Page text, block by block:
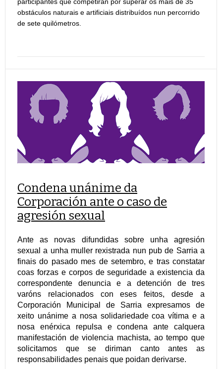
obstáculos naturais e artificiais distribuídos nun percorrido
de sete quilómetros.
Condena unánime da
Corporación ante o caso de
agresión sexual
Ante as novas difundidas sobre unha agresión
sexual a unha muller rexistrada nun pub de Sarria a
finais do pasado mes de setembro, e tras constatar
coas forzas e corpos de seguridade a existencia da
correspondente denuncia e a detención de tres
varóns relacionados con eses feitos, desde a
Corporación Municipal de Sarria expresamos de
xeito unánime a nosa solidariedade coa vítima e a
nosa enérxica repulsa e condena ante calquera
manifestación de violencia machista, ao tempo que
solicitamos que se diriman canto antes as
responsabilidades penais que poidan derivarse.